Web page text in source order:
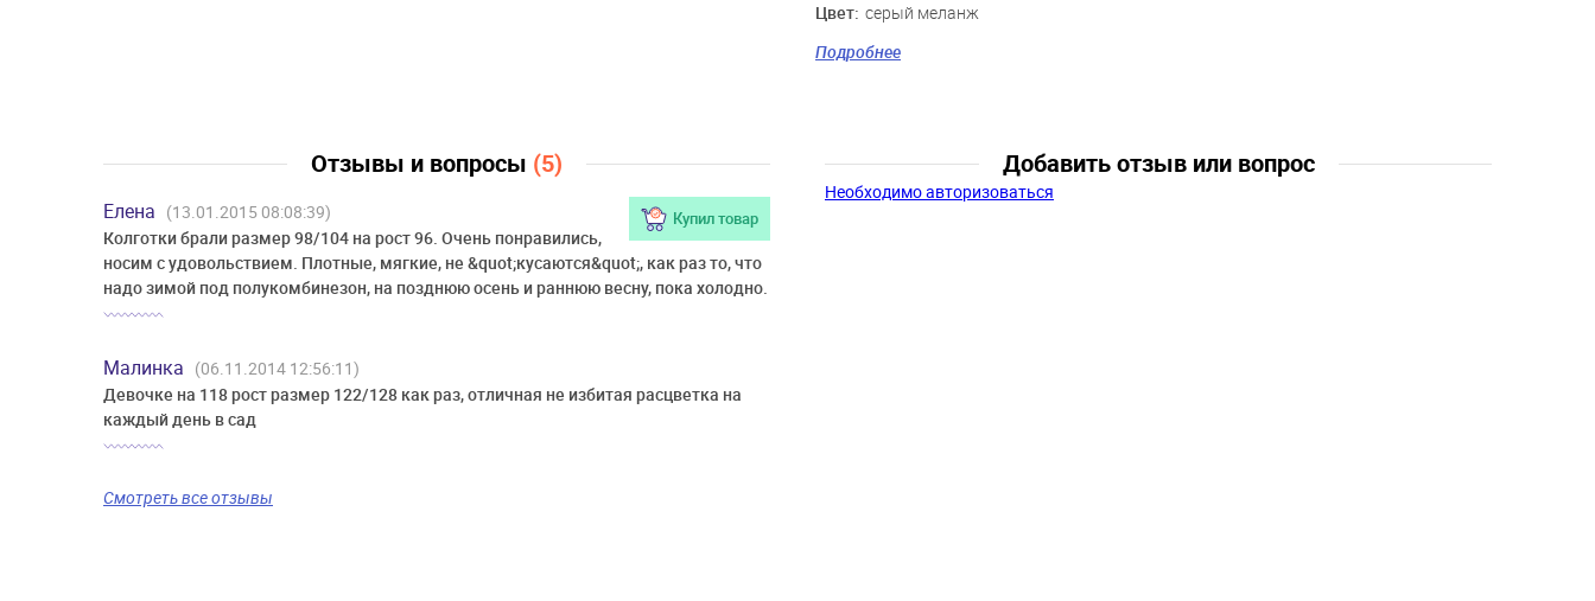
Цвет: серый меланж
Скидка:
Пол: Девочки
Подробнее
Отзывы и вопросы (5)
Елена Купил товар
(13.01.2015 08:08:39)
Колготки брали размер 98/104 на рост 96. Очень понравились,
носим с удовольствием. Плотные, мягкие, не &quot;кусаются&quot;, как раз то, что
надо зимой под полукомбинезон, на позднюю осень и раннюю весну, пока холодно.
Малинка (06.11.2014 12:56:11)
Девочке на 118 рост размер 122/128 как раз, отличная не избитая расцветка на
каждый день в сад
Смотреть все отзывы
Добавить отзыв или вопрос
Необходимо авторизоваться